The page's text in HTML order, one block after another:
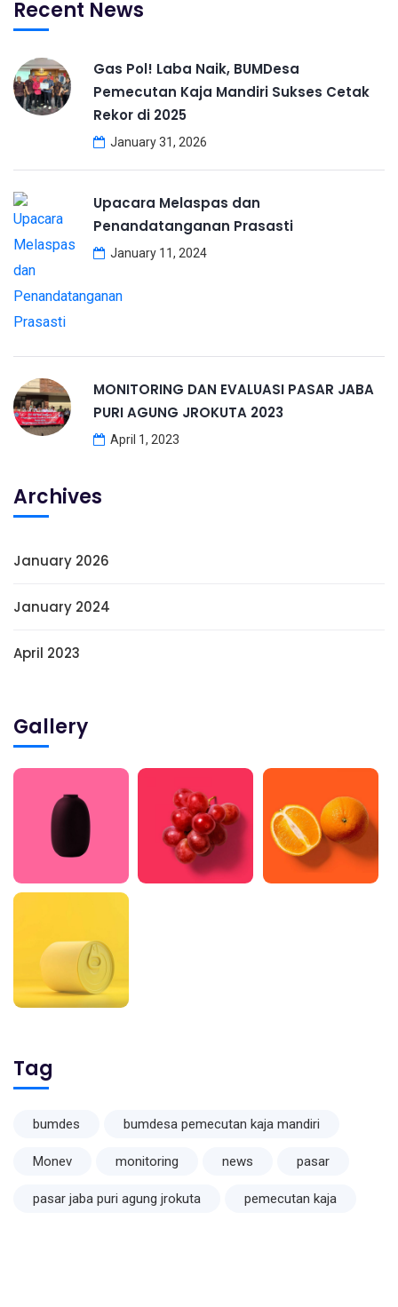
Recent News
Gas Pol! Laba Naik, BUMDesa
Pemecutan Kaja Mandiri Sukses Cetak
Rekor di 2025
January 31, 2026
Upacara Melaspas dan
Penandatanganan Prasasti
January 11, 2024
MONITORING DAN EVALUASI PASAR JABA
PURI AGUNG JROKUTA 2023
April 1, 2023
Archives
January 2026
January 2024
April 2023
Gallery
Tag
bumdes bumdesa pemecutan kaja mandiri
Monev monitoring news pasar
pasar jaba puri agung jrokuta pemecutan kaja